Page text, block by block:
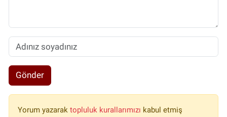
Gönder
Yorum yazarak topluluk kurallarımızı kabul etmiş